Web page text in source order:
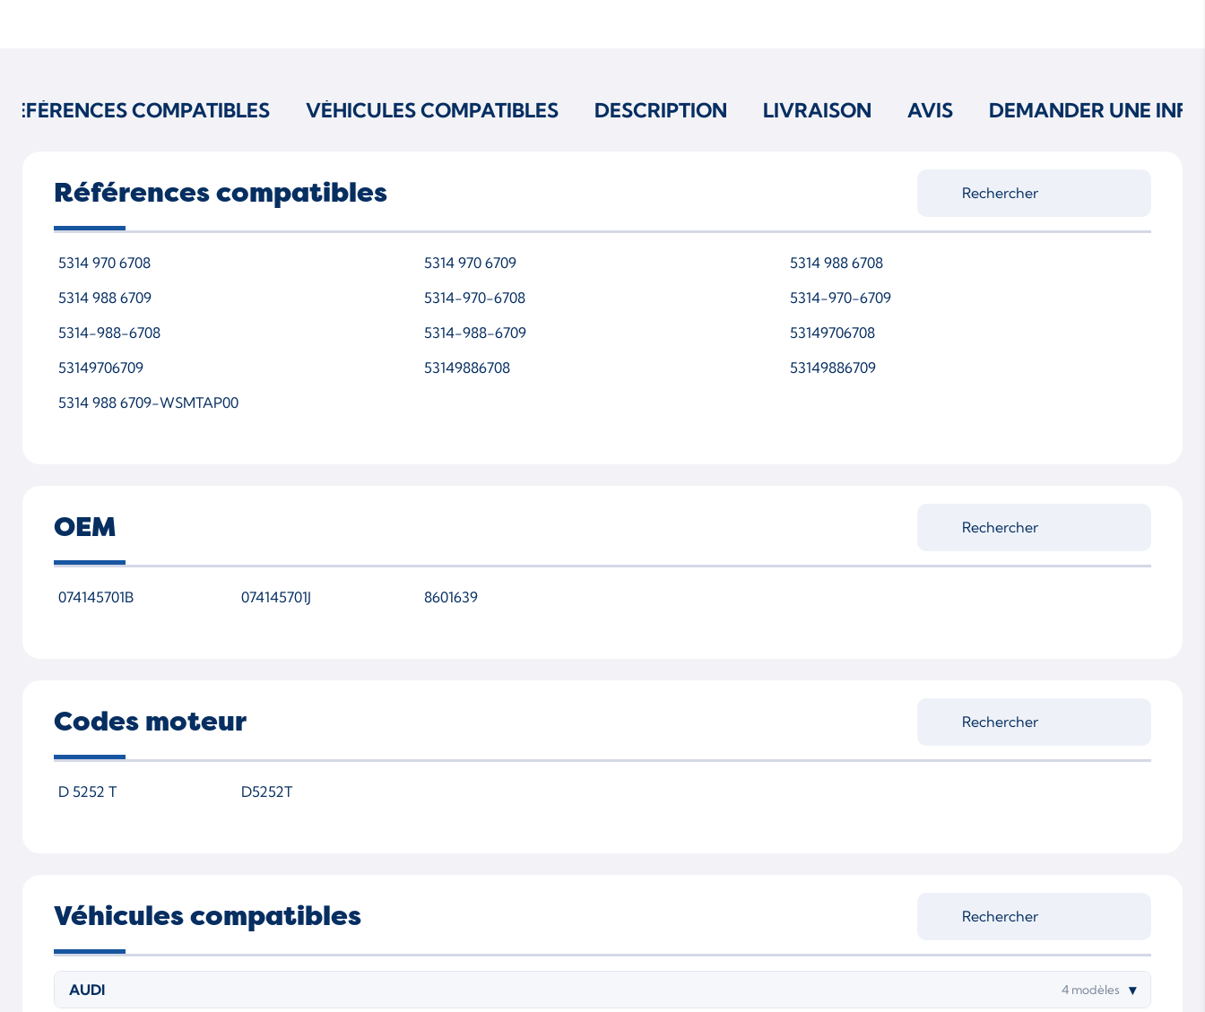
RÉFÉRENCES COMPATIBLES VÉHICULES COMPATIBLES DESCRIPTION LIVRAISON AVIS DEMANDER UNE INFO
Références compatibles
5314 970 6708 5314 970 6709
5314 988 6708
5314 988 6709
5314-970-6708
5314-970-6709
5314-988-6708
5314-988-6709
53149706708
53149706709
53149886708
53149886709
5314 988 6709-WSMTAP00
OEM
074145701B 074145701J 8601639
Codes moteur
D 5252 T D5252T
Véhicules compatibles
AUDI 4 modèles ▾